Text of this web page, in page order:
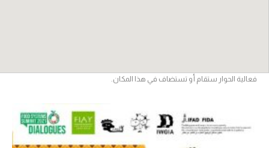
فعالية الحوار ستقام أو تستضاف في هذا المكان.